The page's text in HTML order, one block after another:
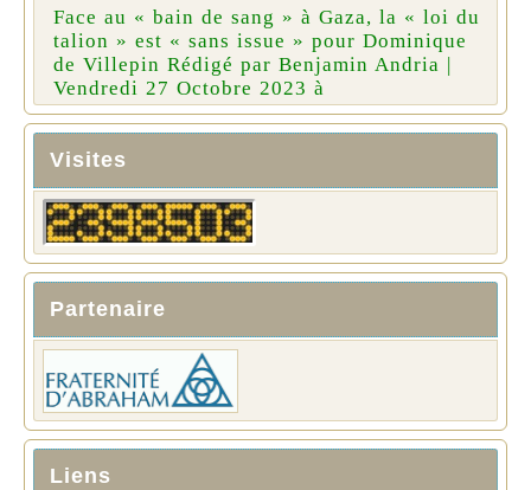
Face au « bain de sang » à Gaza, la « loi du
talion » est « sans issue » pour Dominique
de Villepin Rédigé par Benjamin Andria |
Vendredi 27 Octobre 2023 à
Visites
Partenaire
Liens